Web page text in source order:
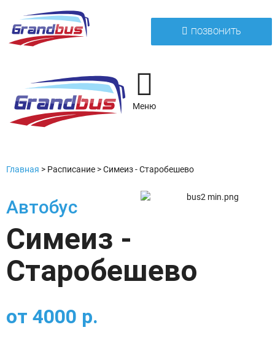
ПОЗВОНИТЬ
Меню
Главная > Расписание >Симеиз - Старобешево
Автобус
Симеиз -
Старобешево
от 4000 р.